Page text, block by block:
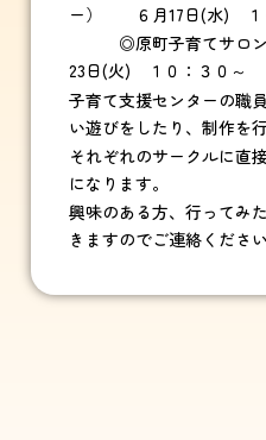
ー） ６月17日(水) １
◎原町子育てサロン
23日(火) １０：３０～
子育て支援センターの職
い遊びをしたり、制作を
それぞれのサークルに直
になります。
興味のある方、行ってみ
きますのでご連絡ください